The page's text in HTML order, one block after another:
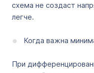
схема не создаст
легче.
Когда важна
При